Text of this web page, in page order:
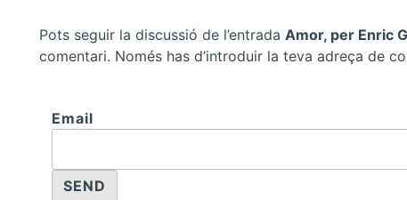
Pots seguir la discussió de l’entrada Amor, per Enric
comentari. Només has d’introduir la teva adreça de
Email